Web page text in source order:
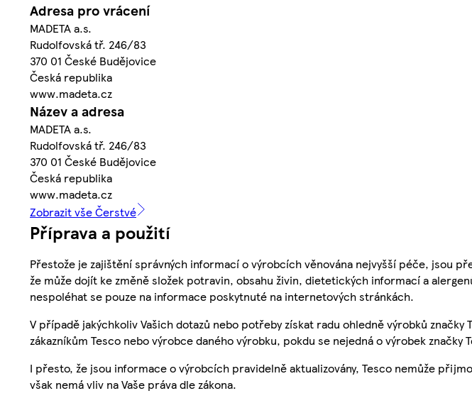
Adresa pro vrácení
MADETA a.s.
Rudolfovská tř. 246/83
370 01 České Budějovice
Česká republika
www.madeta.cz
Název a adresa
MADETA a.s.
Rudolfovská tř. 246/83
370 01 České Budějovice
Česká republika
www.madeta.cz
Zobrazit vše Čerstvé
Příprava a použití
Přestože je zajištění správných informací o výrobcích věnována nejvyšší péče, jsou
že může dojít ke změně složek potravin, obsahu živin, dietetických informací a
nespoléhat se pouze na informace poskytnuté na internetových stránkách.
V případě jakýchkoliv Vašich dotazů nebo potřeby získat radu ohledně výrobků
zákazníkům Tesco nebo výrobce daného výrobku, pokdu se nejedná o výrobek značky
I přesto, že jsou informace o výrobcích pravidelně aktualizovány, Tesco nemůže
však nemá vliv na Vaše práva dle zákona.